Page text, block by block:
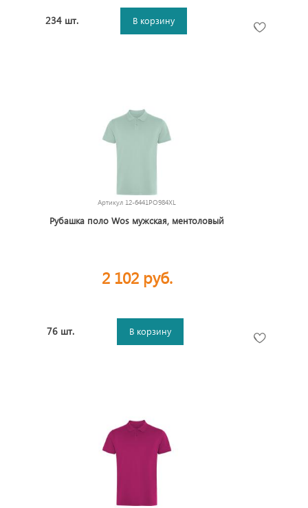
234 шт. В корзину
Артикул 12-6441PO984XL
Рубашка поло Wos мужская, ментоловый
2 102 руб.
76 шт. В корзину